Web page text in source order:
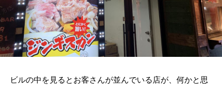
ビルの中を見るとお客さんが並んでいる店が、何かと思